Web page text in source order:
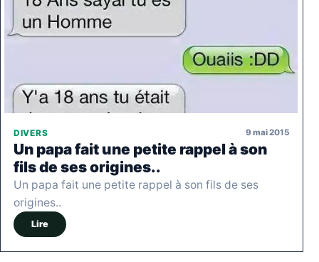
DIVERS 9 mai 2015
Un papa fait une petite rappel à son
fils de ses origines..
Un papa fait une petite rappel à son fils de ses
origines..
Lire